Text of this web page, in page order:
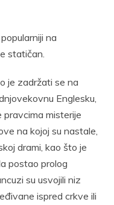
na
statičan.
je zadržati se na
Englesku,
misterije
na kojoj su nastale,
drami, kao što je
postao prolog
su usvojili niz
ispred crkve ili